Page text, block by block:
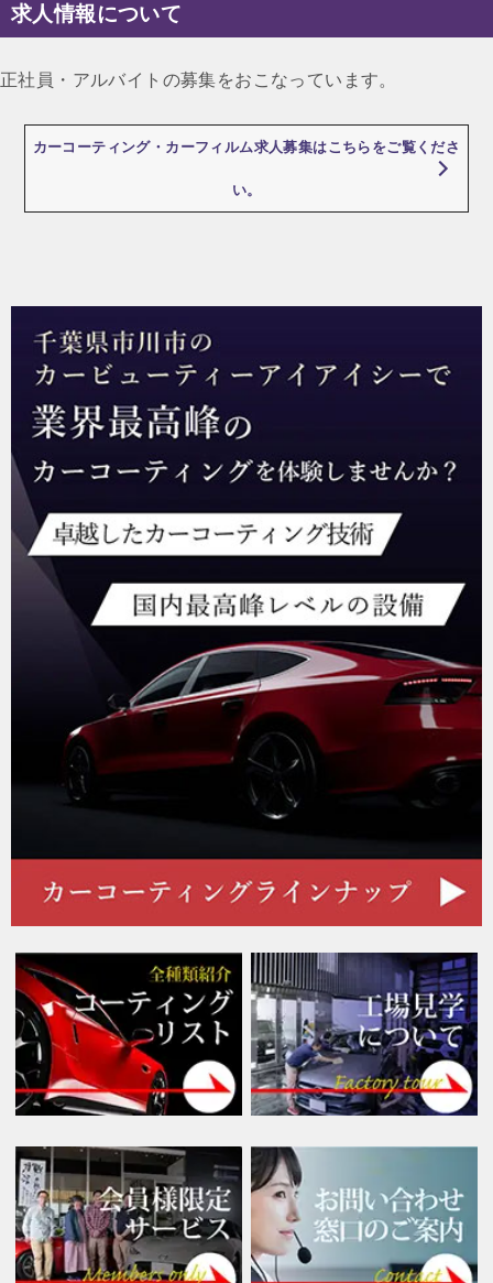
ビ
ー
シ
求人情報について
正社員・アルバイトの募集をおこなっています。
カーコーティング・カーフィルム求人募集はこちらをご覧くださ
い。